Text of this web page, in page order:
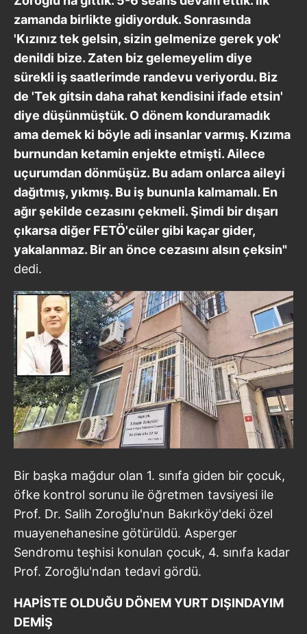
zamanda birlikte gidiyorduk. Sonrasında
'Kızınız tek gelsin, sizin gelmenize gerek yok'
denildi bize. Zaten biz gelemeyelim diye
sürekli iş saatlerimde randevu veriyordu. Biz
de 'Tek gitsin daha rahat kendisini ifade etsin'
diye düşünmüştük. O dönem konduramadık
ama demek ki böyle adi insanlar varmış. Kızıma
burnundan ketamin enjekte etmişti. Ailece
uçurumdan dönmüşüz. Bu adam onlarca aileyi
dağıtmış, yıkmış. Bu iş bununla kalmamalı. En
ağır şekilde cezasını çekmeli. Şimdi bir dışarı
çıkarsa diğer FETÖ'cüler gibi kaçar gider,
yakalanmaz. Bir an önce cezasını alsın çeksin"
dedi.
Bir başka mağdur olan 1. sınıfa giden bir çocuk,
öfke kontrol sorunu ile öğretmen tavsiyesi ile
Prof. Dr. Salih Zoroğlu'nun Bakırköy'deki özel
muayenehanesine götürüldü. Asperger
Sendromu teşhisi konulan çocuk, 4. sınıfa kadar
Prof. Zoroğlu'ndan tedavi gördü.
HAPİSTE OLDUĞU DÖNEM YURT DIŞINDAYIM
DEMİŞ